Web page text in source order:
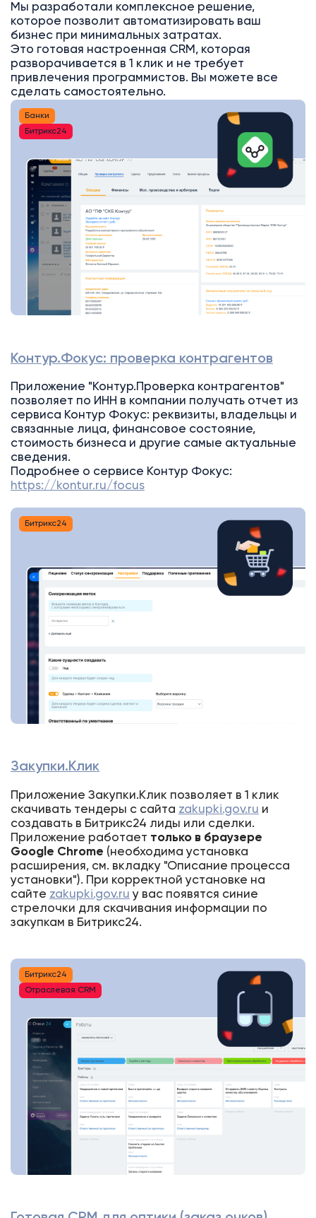
Мы разработали комплексное решение,
которое позволит автоматизировать ваш
бизнес при минимальных затратах.
Это готовая настроенная CRM, которая
разворачивается в 1 клик и не требует
привлечения программистов. Вы можете все
сделать самостоятельно.
Банки
Битрикс24
Контур.Фокус: проверка контрагентов
Приложение "Контур.Проверка контрагентов"
позволяет по ИНН в компании получать отчет из
сервиса Контур Фокус: реквизиты, владельцы и
связанные лица, финансовое состояние,
стоимость бизнеса и другие самые актуальные
сведения.
Подробнее о сервисе Контур Фокус:
https://kontur.ru/focus
Битрикс24
Закупки.Клик
Приложение Закупки.Клик позволяет в 1 клик
скачивать тендеры с сайта zakupki.gov.ru и
создавать в Битрикс24 лиды или сделки.
Приложение работает только в браузере
Google Chrome (необходима установка
расширения, см. вкладку "Описание процесса
установки"). При корректной установке на
сайте zakupki.gov.ru у вас появятся синие
стрелочки для скачивания информации по
закупкам в Битрикс24.
Битрикс24
Отраслевая CRM